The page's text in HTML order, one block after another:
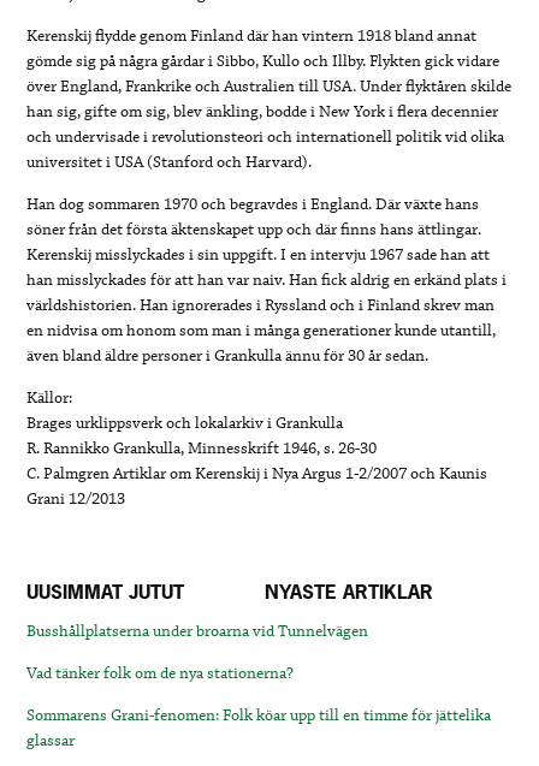
Kerenskij flydde genom Finland där han vintern 1918 bland annat
gömde sig på några gårdar i Sibbo, Kullo och Illby. Flykten gick vidare
över England, Frankrike och Australien till USA. Under flyktåren skilde
han sig, gifte om sig, blev änkling, bodde i New York i flera decennier
och undervisade i revolutionsteori och internationell politik vid olika
universitet i USA (Stanford och Harvard).
Han dog sommaren 1970 och begravdes i England. Där växte hans
söner från det första äktenskapet upp och där finns hans ättlingar.
Kerenskij misslyckades i sin uppgift. I en intervju 1967 sade han att
han misslyckades för att han var naiv. Han fick aldrig en erkänd plats i
världshistorien. Han ignorerades i Ryssland och i Finland skrev man
en nidvisa om honom som man i många generationer kunde utantill,
även bland äldre personer i Grankulla ännu för 30 år sedan.
Källor:
Brages urklippsverk och lokalarkiv i Grankulla
R. Rannikko Grankulla, Minnesskrift 1946, s. 26-30
C. Palmgren Artiklar om Kerenskij i Nya Argus 1-2/2007 och Kaunis
Grani 12/2013
UUSIMMAT JUTUT NYASTE ARTIKLAR
Busshållplatserna under broarna vid Tunnelvägen
Vad tänker folk om de nya stationerna?
Sommarens Grani-fenomen: Folk köar upp till en timme för jättelika
glassar